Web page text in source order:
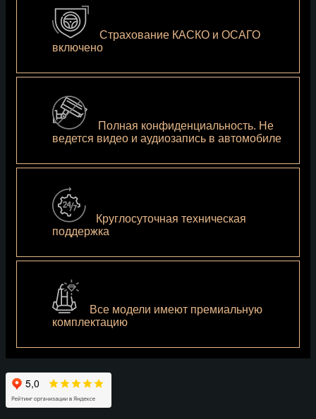
Страхование КАСКО и ОСАГО
включено
Полная конфиденциальность. Не
ведется видео и аудиозапись в автомобиле
Круглосуточная техническая
поддержка
Все модели имеют премиальную
комплектацию